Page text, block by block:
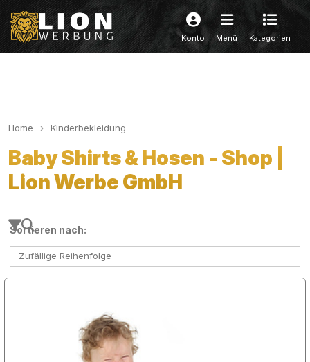
Konto Menü Kategorien
Home Kinderbekleidung
Baby Shirts & Hosen - Shop |
Lion Werbe GmbH
Sortieren nach:
Zufällige Reihenfolge